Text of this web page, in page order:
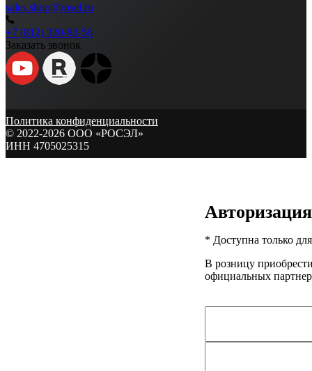
Авторизация
* Доступна только
В розницу
официальных
sales.shop@rosel.ru
+7 (812) 320-82-56
Заказать звонок
Политика конфиденциальности
© 2022-2026 ООО «РОСЭЛ»
ИНН 4705025315